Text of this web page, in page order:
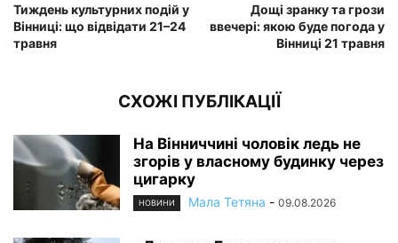
Тиждень культурних подій у
Вінниці: що відвідати 21–24
травня
Дощі зранку та грози
ввечері: якою буде погода у
Вінниці 21 травня
СХОЖІ ПУБЛІКАЦІЇ
На Вінниччині чоловік ледь не
згорів у власному будинку через
цигарку
НОВИНИ Мала Тетяна - 09.08.2026